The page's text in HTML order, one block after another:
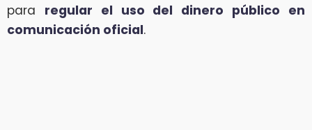
para regular el uso del dinero público en
comunicación oficial.